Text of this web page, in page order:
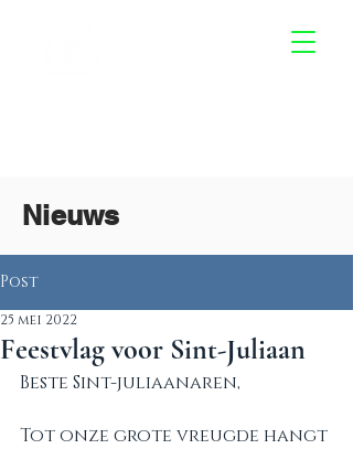
Nieuws
Post
Feestvlag voor Sint-Juliaan
25 mei 2022
Beste Sint-juliaanaren,
Tot onze grote vreugde hangt